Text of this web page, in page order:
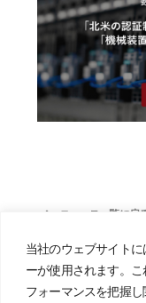
当社のウェブサイト
ーが使用されます。
フォーマンスを把握
ニュース一覧に戻る